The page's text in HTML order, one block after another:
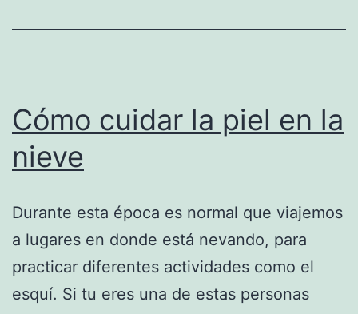
Cómo cuidar la piel en la
nieve
Durante esta época es normal que viajemos
a lugares en donde está nevando, para
practicar diferentes actividades como el
esquí. Si tu eres una de estas personas